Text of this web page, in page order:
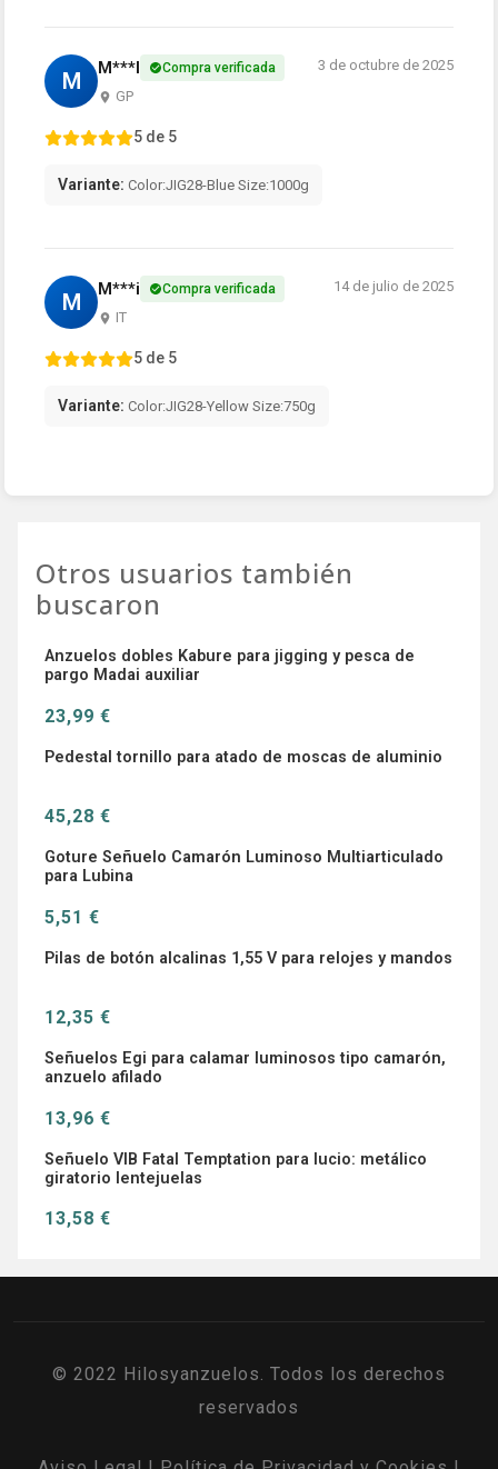
M M***l Compra verificada
GP
3 de octubre de 2025
5 de 5
Variante: Color:JIG28-Blue Size:1000g
M M***i Compra verificada
IT
14 de julio de 2025
5 de 5
Variante: Color:JIG28-Yellow Size:750g
Otros usuarios también
buscaron
Anzuelos dobles Kabure para jigging y pesca de
pargo Madai auxiliar
23,99 €
Pedestal tornillo para atado de moscas de aluminio
45,28 €
Goture Señuelo Camarón Luminoso Multiarticulado
para Lubina
5,51 €
Pilas de botón alcalinas 1,55 V para relojes y mandos
12,35 €
Señuelos Egi para calamar luminosos tipo camarón,
anzuelo afilado
13,96 €
Señuelo VIB Fatal Temptation para lucio: metálico
giratorio lentejuelas
13,58 €
© 2022 Hilosyanzuelos. Todos los derechos
reservados